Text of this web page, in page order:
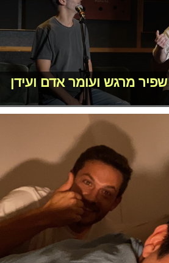
שפיר מרגש ועומר אדם ועידן